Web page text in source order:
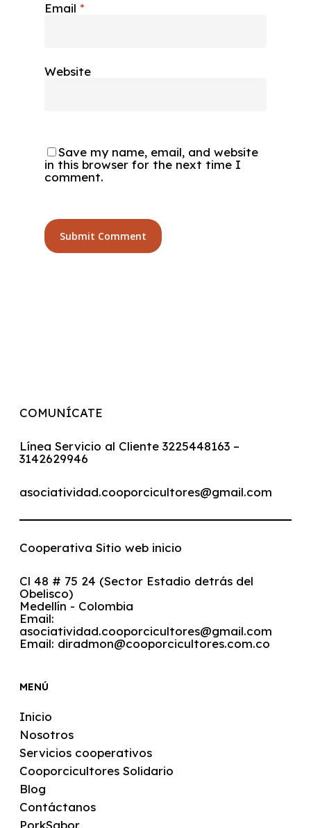
Email *
Website
Save my name, email, and website
in this browser for the next time I
comment.
COMUNÍCATE
Línea Servicio al Cliente 3225448163 –
3142629946
asociatividad.cooporcicultores@gmail.com
Cooperativa Sitio web inicio
Cl 48 # 75 24 (Sector Estadio detrás del
Obelisco)
Medellín - Colombia
Email:
asociatividad.cooporcicultores@gmail.com
Email: diradmon@cooporcicultores.com.co
MENÚ
Inicio
Nosotros
Servicios cooperativos
Cooporcicultores Solidario
Blog
Contáctanos
PorkSabor